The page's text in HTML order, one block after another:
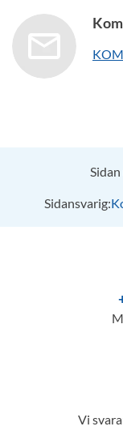
Sidansvarig:
Vi